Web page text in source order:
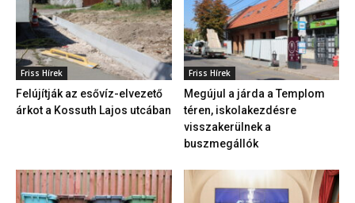
Friss Hírek
Felújítják az esővíz-elvezető
árkot a Kossuth Lajos utcában
Friss Hírek
Megújul a járda a Templom
téren, iskolakezdésre
visszakerülnek a
buszmegállók